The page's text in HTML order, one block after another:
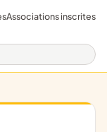
Associations inscrites